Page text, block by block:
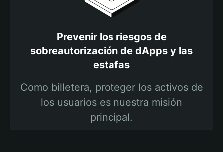
Prevenir los riesgos de
sobreautorización de dApps y las
estafas
Como billetera, proteger los activos de
los usuarios es nuestra misión
principal.